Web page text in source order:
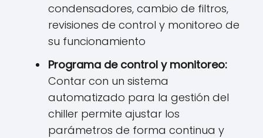
condensadores, cambio de filtros,
revisiones de control y monitoreo de
su funcionamiento
Programa de control y monitoreo:
Contar con un sistema
automatizado para la gestión del
chiller permite ajustar los
parámetros de forma continua y